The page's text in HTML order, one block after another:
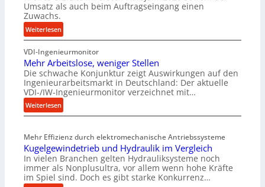
Umsatz als auch beim Auftragseingang einen
Zuwachs.
Weiterlesen:
K
r
o
n
e
s
s
t
i
g
e
r
VDI-Ingenieurmonitor
Mehr Arbeitslose, weniger Stellen
Die schwache Konjunktur zeigt Auswirkungen auf den
Ingenieurarbeitsmarkt in Deutschland: Der aktuelle
VDI-/IW-Ingenieurmonitor verzeichnet mit…
Weiterlesen:
M
h
r
A
r
b
Mehr Effizienz durch elektromechanische Antriebssysteme
Kugelgewindetrieb und Hydraulik im Vergleich
In vielen Branchen gelten Hydrauliksysteme noch
immer als Nonplusultra, vor allem wenn hohe Kräfte
im Spiel sind. Doch es gibt starke Konkurrenz…